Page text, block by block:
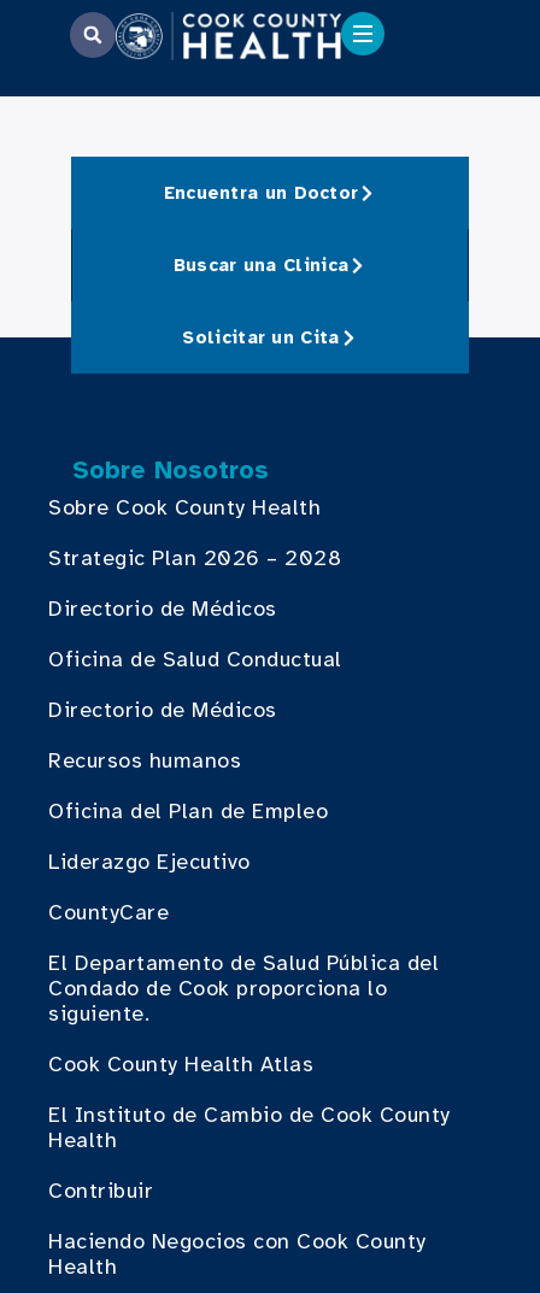
Encuentra un Doctor
Buscar una Clinica
Solicitar un Cita
Sobre Nosotros
Sobre Cook County Health
Strategic Plan 2026 – 2028
Directorio de Médicos
Oficina de Salud Conductual
Directorio de Médicos
Recursos humanos
Oficina del Plan de Empleo
Liderazgo Ejecutivo
CountyCare
El Departamento de Salud Pública del
Condado de Cook proporciona lo
siguiente.
Cook County Health Atlas
El Instituto de Cambio de Cook County
Health
Contribuir
Haciendo Negocios con Cook County
Health